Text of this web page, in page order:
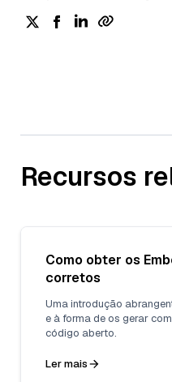
Recursos
Como obter os
corretos
Uma introdução
e à forma de os gerar
código aberto.
Ler mais